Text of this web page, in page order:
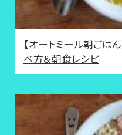
【オートミール朝ごは
べ方＆朝食レシピ